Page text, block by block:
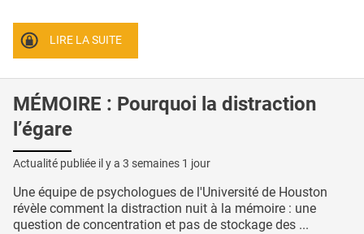
LIRE LA SUITE
MÉMOIRE : Pourquoi la distraction
l’égare
Actualité publiée il y a 3 semaines 1 jour
Une équipe de psychologues de l'Université de Houston
révèle comment la distraction nuit à la mémoire : une
question de concentration et pas de stockage des ...